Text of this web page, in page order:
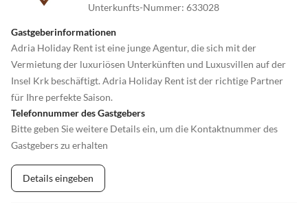
Unterkunfts-Nummer: 633028
Gastgeberinformationen
Adria Holiday Rent ist eine junge Agentur, die sich mit der
Vermietung der luxuriösen Unterkünften und Luxusvillen auf der
Insel Krk beschäftigt. Adria Holiday Rent ist der richtige Partner
für Ihre perfekte Saison.
Telefonnummer des Gastgebers
Bitte geben Sie weitere Details ein, um die Kontaktnummer des
Gastgebers zu erhalten
Details eingeben